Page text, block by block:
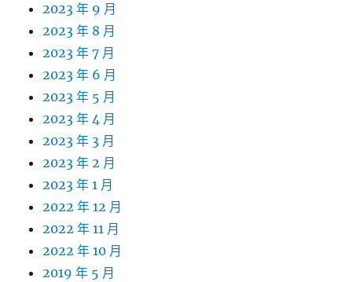
2023 年 9 月
2023 年 8 月
2023 年 7 月
2023 年 6 月
2023 年 5 月
2023 年 4 月
2023 年 3 月
2023 年 2 月
2023 年 1 月
2022 年 12 月
2022 年 11 月
2022 年 10 月
2019 年 5 月